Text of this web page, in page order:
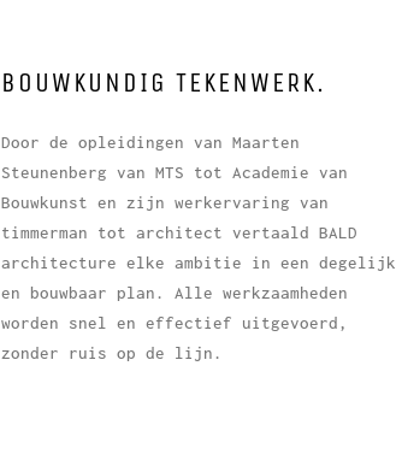
BOUWKUNDIG TEKENWERK.
Door de opleidingen van Maarten
Steunenberg van MTS tot Academie van
Bouwkunst en zijn werkervaring van
timmerman tot architect vertaald BALD
architecture elke ambitie in een degelijk
en bouwbaar plan. Alle werkzaamheden
worden snel en effectief uitgevoerd,
zonder ruis op de lijn.